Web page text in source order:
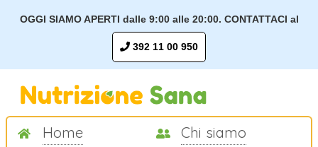
OGGI SIAMO APERTI dalle 9:00 alle 20:00. CONTATTACI al
392 11 00 950
Home
Chi siamo